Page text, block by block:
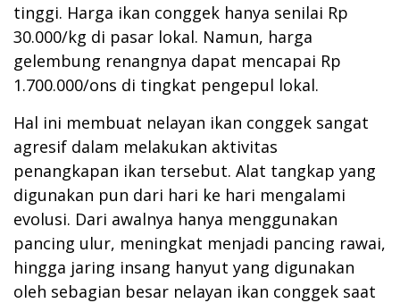
tinggi. Harga ikan conggek hanya senilai Rp
30.000/kg di pasar lokal. Namun, harga
gelembung renangnya dapat mencapai Rp
1.700.000/ons di tingkat pengepul lokal.
Hal ini membuat nelayan ikan conggek sangat
agresif dalam melakukan aktivitas
penangkapan ikan tersebut. Alat tangkap yang
digunakan pun dari hari ke hari mengalami
evolusi. Dari awalnya hanya menggunakan
pancing ulur, meningkat menjadi pancing rawai,
hingga jaring insang hanyut yang digunakan
oleh sebagian besar nelayan ikan conggek saat